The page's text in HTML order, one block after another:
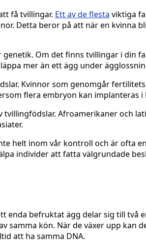
få tvillingar. Ett av de flesta viktiga
Detta beror på att när en kvinna
Om det finns tvillingar i din
mer än ett ägg under
Kvinnor som genomgår
flera embryon kan implanteras i
Afroamerikaner och
helt inom vår kontroll och är ofta
individer att fatta välgrundade
enda befruktat ägg delar sig till två
samma kön. När de växer upp kan
att ha samma DNA.